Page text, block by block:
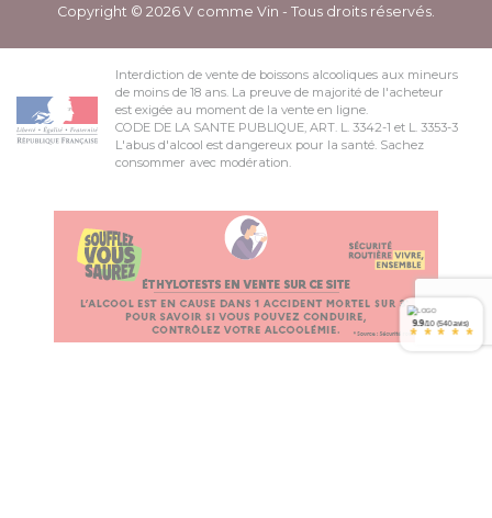
Copyright © 2026 V comme Vin - Tous droits réservés.
Interdiction de vente de boissons alcooliques aux mineurs
de moins de 18 ans. La preuve de majorité de l'acheteur
est exigée au moment de la vente en ligne.
CODE DE LA SANTE PUBLIQUE, ART. L. 3342-1 et L. 3353-3
L'abus d'alcool est dangereux pour la santé. Sachez
consommer avec modération.
9.9/10 (540 avis)
* * * * *